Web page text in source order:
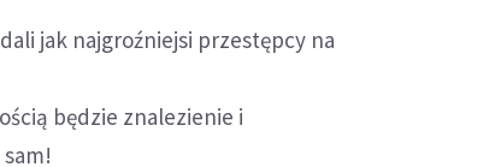
jak najgroźniejsi przestępcy na
będzie znalezienie i